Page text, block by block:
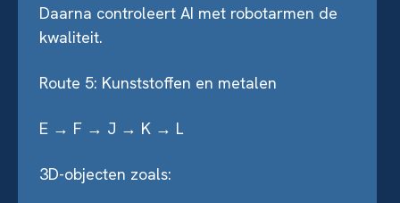
Daarna controleert AI met robotarmen de
kwaliteit.
Route 5: Kunststoffen en metalen
E → F → J → K → L
3D-objecten zoals: